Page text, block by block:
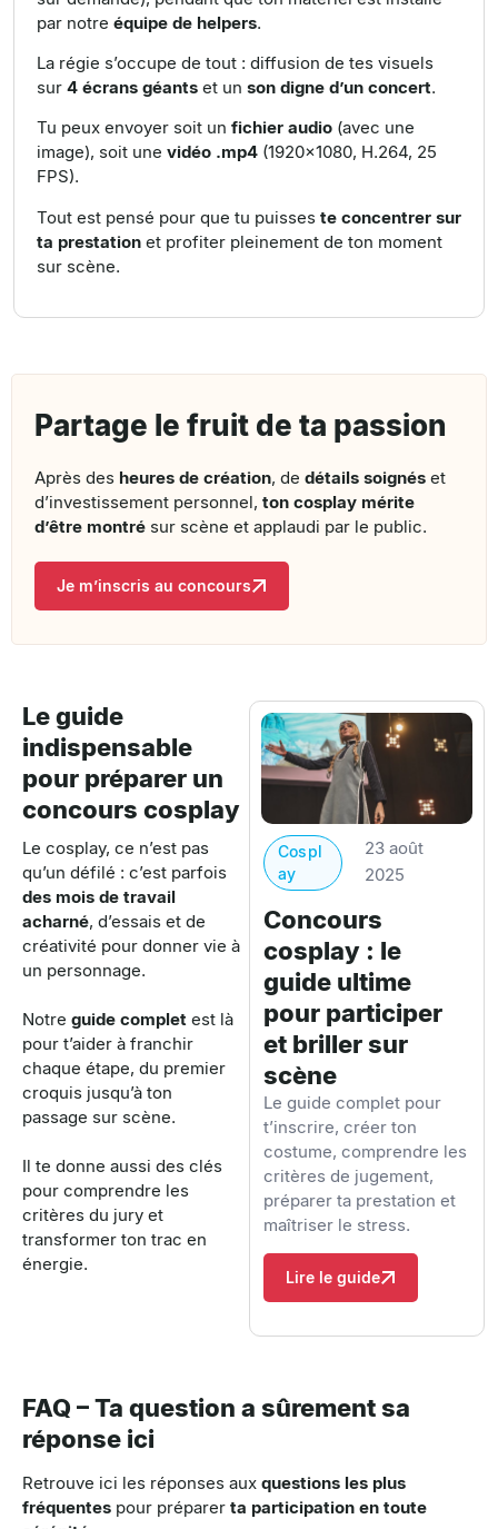
par notre équipe de helpers.
La régie s’occupe de tout : diffusion de tes visuels
sur 4 écrans géants et un son digne d’un concert.
Tu peux envoyer soit un fichier audio (avec une
image), soit une vidéo .mp4 (1920×1080, H.264, 25
FPS).
Tout est pensé pour que tu puisses te concentrer sur
ta prestation et profiter pleinement de ton moment
sur scène.
Partage le fruit de ta passion
Après des heures de création, de détails soignés et
d’investissement personnel, ton cosplay mérite
d’être montré sur scène et applaudi par le public.
Je m’inscris au concours
Le guide
indispensable
pour préparer un
concours cosplay
Le cosplay, ce n’est pas
qu’un défilé : c’est parfois
des mois de travail
acharné, d’essais et de
créativité pour donner vie à
un personnage.
Notre guide complet est là
pour t’aider à franchir
chaque étape, du premier
croquis jusqu’à ton
passage sur scène.
Il te donne aussi des clés
pour comprendre les
critères du jury et
transformer ton trac en
énergie.
Cospl
ay
23 août
2025
Concours
cosplay : le
guide ultime
pour participer
et briller sur
scène
Le guide complet pour
t’inscrire, créer ton
costume, comprendre les
critères de jugement,
préparer ta prestation et
maîtriser le stress.
Lire le guide
FAQ – Ta question a sûrement sa
réponse ici
Retrouve ici les réponses aux questions les plus
fréquentes pour préparer ta participation en toute